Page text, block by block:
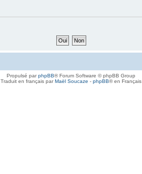
Propulsé parphpBB® Forum Software © phpBB Group
Traduit en français parMaël Soucaze - phpBB® en Français